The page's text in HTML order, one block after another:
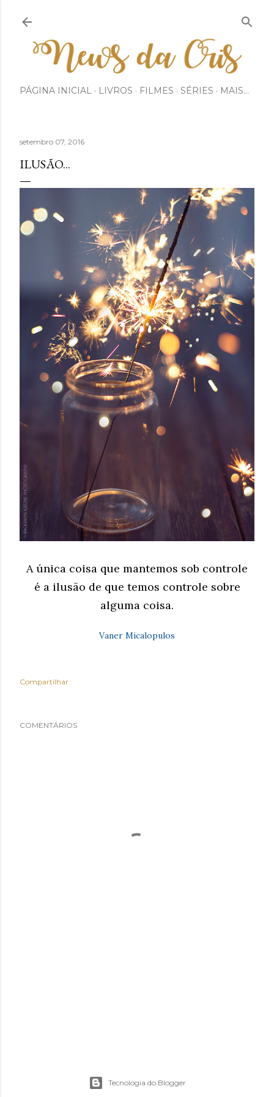
PÁGINA INICIAL LIVROS FILMES SÉRIES MAIS…
setembro 07, 2016
ILUSÃO...
A única coisa que mantemos sob controle
é a ilusão de que temos controle sobre
alguma coisa.
Vaner Micalopulos
Compartilhar
COMENTÁRIOS
Tecnologia do Blogger